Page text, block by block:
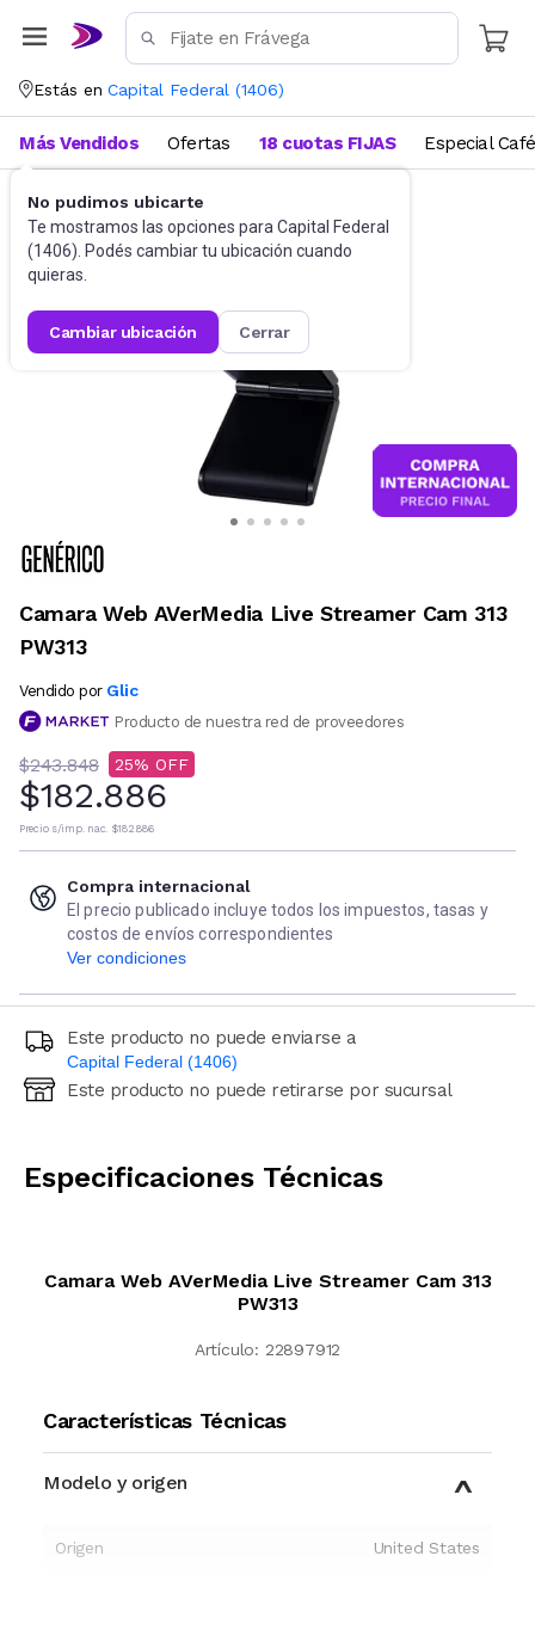
Estás en Capital Federal (1406)
No pudimos ubicarte
Te mostramos las opciones para Capital Federal
(1406). Podés cambiar tu ubicación cuando
quieras.
cambiar ubicación cerrar
Más Vendidos Ofertas 18 cuotas FIJAS Especial Café
Accesorios de Informática
Camara Web AVerMedia Live Streamer Cam 313
PW313
Vendido por Glic
Producto de nuestra red de proveedores
$243.848 25
$182.886
Precio s/imp. nac. $182.886
Compra internacional
El precio publicado incluye todos los impuestos, tasas y
costos de envíos correspondientes
Ver condiciones
Este producto no puede enviarse a
Capital Federal (1406)
Ingresá código postal (sólo números)
Este producto no puede retirarse por sucursal
Especificaciones Técnicas
Camara Web AVerMedia Live Streamer Cam 313
PW313
Artículo: 22897912
Características Técnicas
Modelo y origen
Origen United States